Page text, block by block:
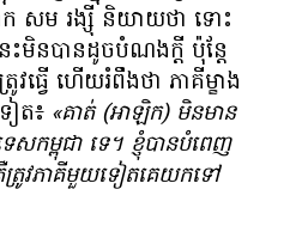
សម រង្ស៊ី និយាយ​ថា ទោះ​
មិន​បាន​ដូច​បំណង​ក្តី ប៉ុន្តែ​
ធ្វើ ហើយ​រំពឹង​ថា ភាគី​ម្ខាង​
ៀត៖ «គាត់ (អាឡិក) មិន​មាន​
ស​កម្ពុជា ទេ។ ខ្ញុំ​បាន​បំពេញ​
ត្រូវ​ភាគី​មួយ​ទៀត​គេ​យក​ទៅ​